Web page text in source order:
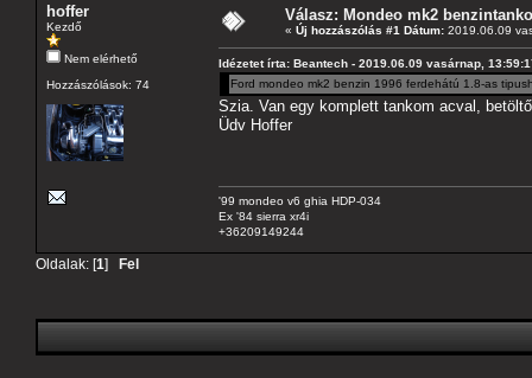
hoffer
Kezdő
Nem elérhető
Hozzászólások: 74
Válasz: Mondeo mk2
« Új hozzászólás #1 Dátum: 2019.06.09
Idézetet írta: Beantech - 2019.06.09 vasárnap,
Ford mondeo mk2 benzin 1996 ferdehátú 1.8-as
Szia. Van egy komplett tankom acval,
Üdv Hoffer
'99 mondeo v6 ghia HDP-034
Ex '84 sierra xr4i
+36209149244
Oldalak: [1] Fel